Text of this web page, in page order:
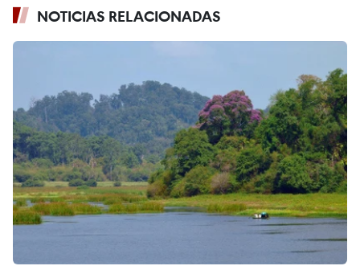
NOTICIAS RELACIONADAS